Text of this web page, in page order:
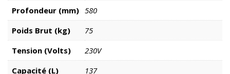
Profondeur (mm) 580
Poids Brut (kg)
75
Tension (Volts)
230V
Capacité (L)
137